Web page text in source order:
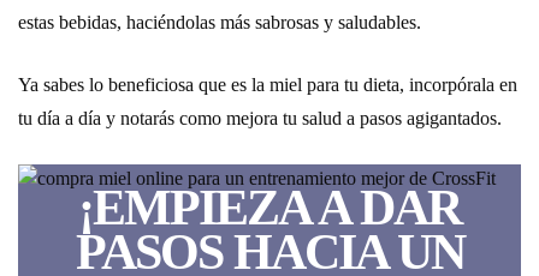
estas bebidas, haciéndolas más sabrosas y saludables.
Ya sabes lo beneficiosa que es la miel para tu dieta, incorpórala en
tu día a día y notarás como mejora tu salud a pasos agigantados.
¡EMPIEZA A DAR
PASOS HACIA UN